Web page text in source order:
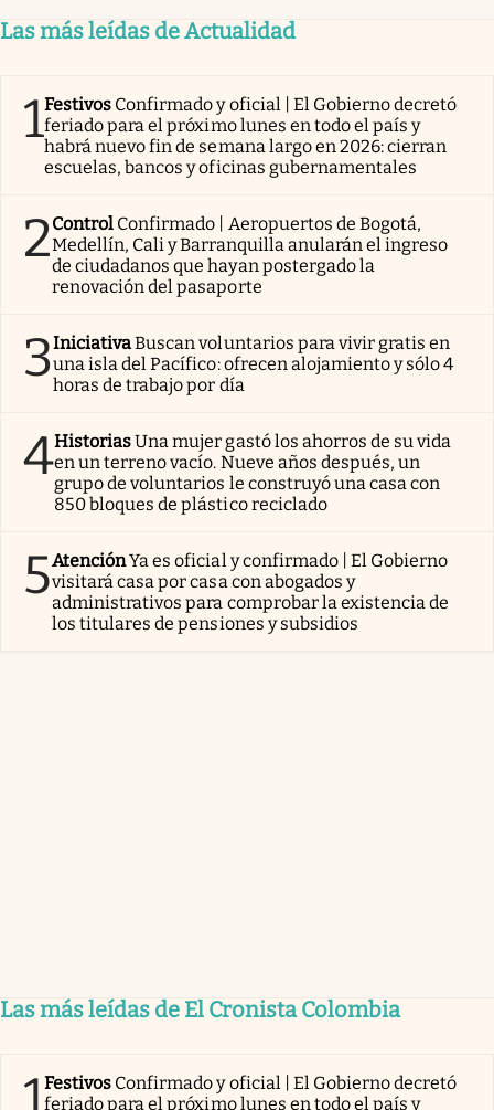
Las más leídas de Actualidad
1Festivos Confirmado y oficial | El Gobierno decretó
feriado para el próximo lunes en todo el país y
habrá nuevo fin de semana largo en 2026: cierran
escuelas, bancos y oficinas gubernamentales
2Control Confirmado | Aeropuertos de Bogotá,
Medellín, Cali y Barranquilla anularán el ingreso
de ciudadanos que hayan postergado la
renovación del pasaporte
3IniciativaBuscan voluntarios para vivir gratis en
una isla del Pacífico: ofrecen alojamiento y sólo 4
horas de trabajo por día
4HistoriasUna mujer gastó los ahorros de su vida
en un terreno vacío. Nueve años después, un
grupo de voluntarios le construyó una casa con
850 bloques de plástico reciclado
5AtenciónYa es oficial y confirmado | El Gobierno
visitará casa por casa con abogados y
administrativos para comprobar la existencia de
los titulares de pensiones y subsidios
Las más leídas de El Cronista Colombia
Festivos Confirmado y oficial | El Gobierno decretó
feriado para el próximo lunes en todo el país y